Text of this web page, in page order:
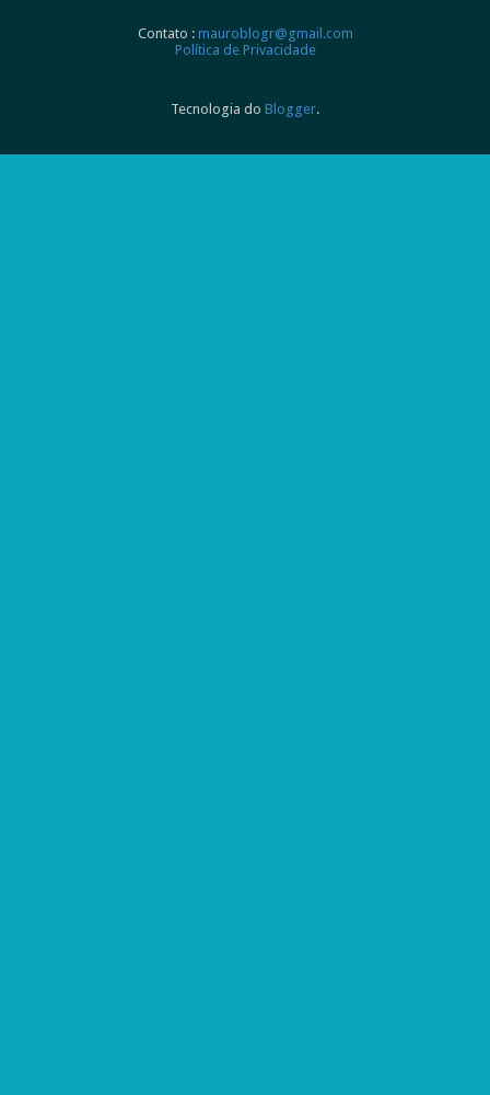
Contato : mauroblogr@gmail.com
Política de Privacidade
Tecnologia do Blogger.